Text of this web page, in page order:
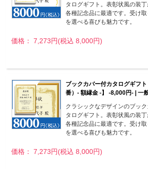
タログギフト。表彰状風の装丁
各種記念品に最適です。受け
を選べる喜びも魅力です。
価格： 7,273円(税込 8,000円)
ブックカバー付カタログギフ
番）- 額縁金 -】 -8,000円- | 一
クラシックなデザインのブッ
タログギフト。表彰状風の装丁
各種記念品に最適です。受け
を選べる喜びも魅力です。
価格： 7,273円(税込 8,000円)